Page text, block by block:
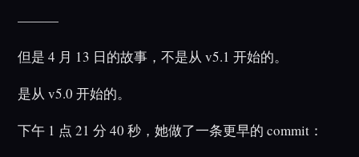
———
但是 4 月 13 日的故事，不是从 v5.1 开始的。
是从 v5.0 开始的。
下午 1 点 21 分 40 秒，她做了一条更早的 commit：